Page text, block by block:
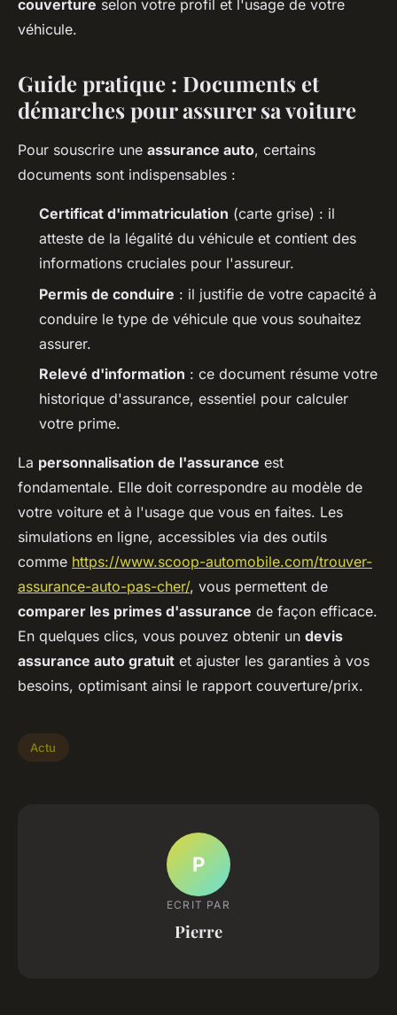
couverture selon votre profil et l'usage de votre
véhicule.
Guide pratique : Documents et
démarches pour assurer sa voiture
Pour souscrire une assurance auto, certains
documents sont indispensables :
Certificat d'immatriculation (carte grise) : il
atteste de la légalité du véhicule et contient des
informations cruciales pour l'assureur.
Permis de conduire : il justifie de votre capacité à
conduire le type de véhicule que vous souhaitez
assurer.
Relevé d'information : ce document résume votre
historique d'assurance, essentiel pour calculer
votre prime.
La personnalisation de l'assurance est
fondamentale. Elle doit correspondre au modèle de
votre voiture et à l'usage que vous en faites. Les
simulations en ligne, accessibles via des outils
comme https://www.scoop-automobile.com/trouver-
assurance-auto-pas-cher/, vous permettent de
comparer les primes d'assurance de façon efficace.
En quelques clics, vous pouvez obtenir un devis
assurance auto gratuit et ajuster les garanties à vos
besoins, optimisant ainsi le rapport couverture/prix.
Actu
P
ECRIT PAR
Pierre